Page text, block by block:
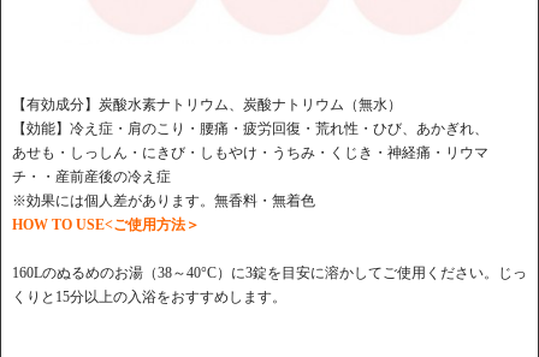
【有効成分】炭酸水素ナトリウム、炭酸ナトリウム（無水）
【効能】冷え症・肩のこり・腰痛・疲労回復・荒れ性・ひび、あかぎれ、
あせも・しっしん・にきび・しもやけ・うちみ・くじき・神経痛・リウマ
チ・・産前産後の冷え症
※効果には個人差があります。無香料・無着色
HOW TO USE<ご使用方法＞
160Lのぬるめのお湯（38～40°C）に3錠を目安に溶かしてご使用ください。じっ
くりと15分以上の入浴をおすすめします。